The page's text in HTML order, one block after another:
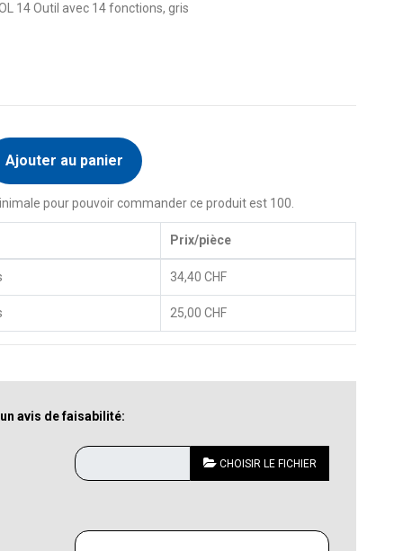
14 Outil avec 14 fonctions, gris
Ajouter au panier
pour pouvoir commander ce produit est 100.
Prix/pièce
34,40 CHF
25,00 CHF
avis de faisabilité:
CHOISIR LE FICHIER